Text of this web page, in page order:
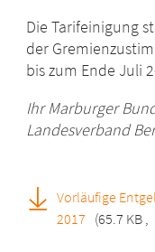
Die Tarifeinigung
der
bis zum Ende Juli
Ihr Marburger
Landesverband
Vorläufige
2017 (65.7 KB